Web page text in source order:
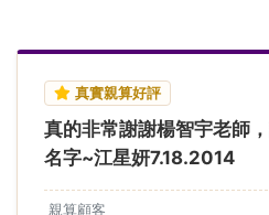
真實親算好評
真的非常謝謝楊智宇老師
名字~江星妍7.18.2014
親算顧客